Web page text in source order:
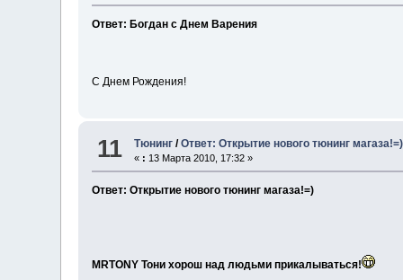
Ответ: Богдан с Днем Варения
С Днем Рождения!
11 Тюнинг /Ответ: Открытие нового тюнинг магаза!=)
« : 13 Марта 2010, 17:32 »
Ответ: Открытие нового тюнинг магаза!=)
MRTONY Тони хорош над людьми прикалываться!